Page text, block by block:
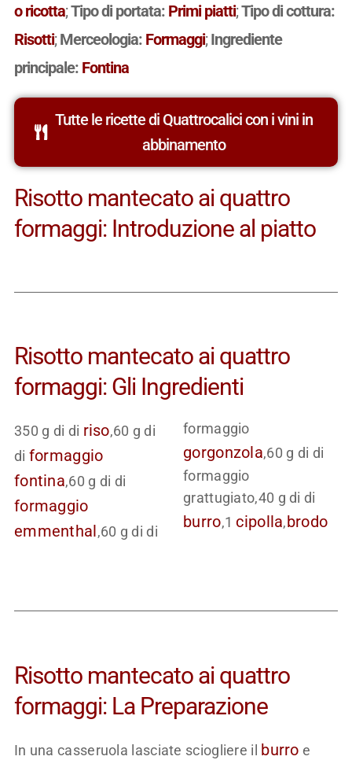
o ricotta;Tipo di portata: Primi piatti;Tipo di cottura:
Risotti;Merceologia: Formaggi;Ingrediente
principale: Fontina
Tutte le ricette di Quattrocalici con i vini in
abbinamento
Risotto mantecato ai quattro
formaggi: Introduzione al piatto
Risotto mantecato ai quattro
formaggi: Gli Ingredienti
350 g di di riso,60 g di
di formaggio
fontina,60 g di di
formaggio
emmenthal,60 g di di
formaggio
gorgonzola,60 g di di
formaggio
grattugiato,40 g di di
burro,1 cipolla,brodo
Risotto mantecato ai quattro
formaggi: La Preparazione
In una casseruola lasciate sciogliere il burro e